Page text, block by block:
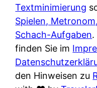
t
s
i
e
c
h
e
n
d
e
Textminimierung
Spielen,
Schach-Aufgaben.
finden Sie im
den Hinweisen zu